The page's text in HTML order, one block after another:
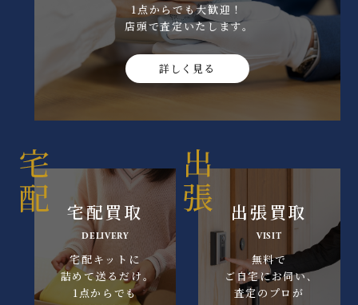
1点からでも大歓迎！
店頭で査定いたします｡
詳しく見る
宅配買取
DELIVERY
宅配キットに
詰めて送るだけ｡
1点からでも
出張買取
VISIT
無料で
ご自宅にお伺い､
査定のプロが